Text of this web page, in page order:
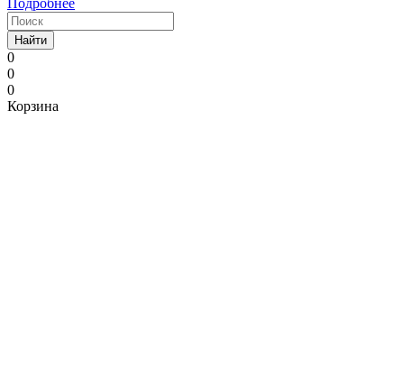
Найти
0
0
0
Корзина